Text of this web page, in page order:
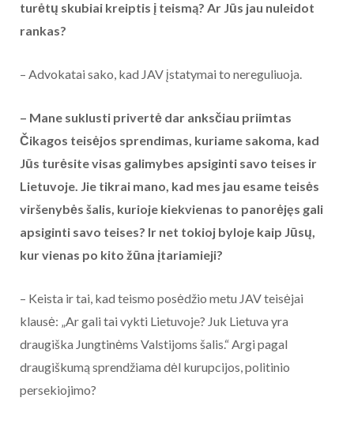
turėtų skubiai kreiptis į teismą? Ar Jūs jau nuleidot
rankas?
– Advokatai sako, kad JAV įstatymai to nereguliuoja.
– Mane suklusti privertė dar anksčiau priimtas
Čikagos teisėjos sprendimas, kuriame sakoma, kad
Jūs turėsite visas galimybes apsiginti savo teises ir
Lietuvoje. Jie tikrai mano, kad mes jau esame teisės
viršenybės šalis, kurioje kiekvienas to panorėjęs gali
apsiginti savo teises? Ir net tokioj byloje kaip Jūsų,
kur vienas po kito žūna įtariamieji?
– Keista ir tai, kad teismo posėdžio metu JAV teisėjai
klausė: „Ar gali tai vykti Lietuvoje? Juk Lietuva yra
draugiška Jungtinėms Valstijoms šalis.“ Argi pagal
draugiškumą sprendžiama dėl kurupcijos, politinio
persekiojimo?